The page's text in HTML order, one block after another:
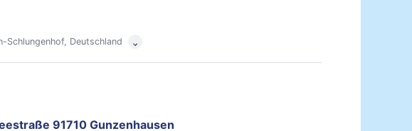
Schlungenhof, Deutschland
91710 Gunzenhausen